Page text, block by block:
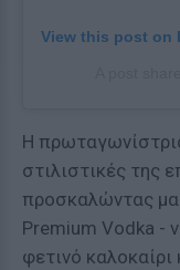
View this post on
Η
στιλιστικές της
προσκαλώντας
Premium Vodka -
φετινό